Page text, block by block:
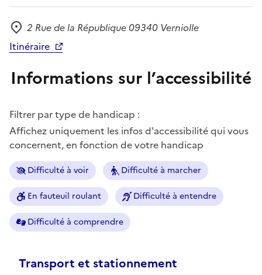
Adresse
2 Rue de la République 09340 Verniolle
Itinéraire
Informations sur l’accessibilité
Filtrer par type de handicap :
Affichez uniquement les infos d'accessibilité qui vous
concernent, en fonction de votre handicap
Difficulté à voir Difficulté à marcher
En fauteuil roulant Difficulté à entendre
Difficulté à comprendre
Transport et stationnement